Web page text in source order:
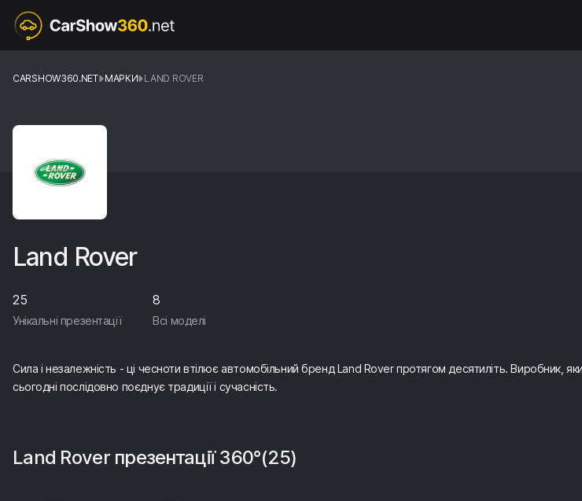
CARSHOW360.NET МАРКИ LAND ROVER
Land Rover
25
Унікальні презентації
8
Всі моделі
Сила і незалежність - ці чесноти втілює автомобільний бренд Land Rover протягом десятиліть. Виробник,
сьогодні послідовно поєднує традиції і сучасність.
Land Rover презентації 360°(25)